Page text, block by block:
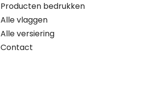
Producten bedrukken
Alle vlaggen
Alle versiering
Contact